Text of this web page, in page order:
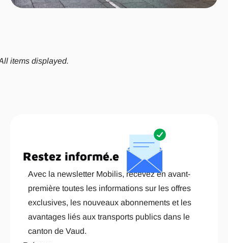
items displayed.
Restez informé.e
Avec la newsletter Mobilis, recevez en avant-
première toutes les informations sur les offres
exclusives, les nouveaux abonnements et les
avantages liés aux transports publics dans le
canton de Vaud.